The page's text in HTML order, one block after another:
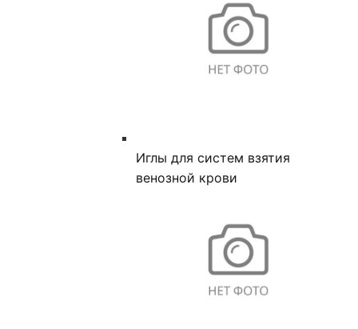
Иглы для систем взятия
венозной крови